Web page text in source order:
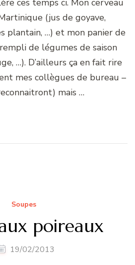
ces temps ci. Mon cerveau
(jus de goyave,
plantain, …) et mon panier de
de légumes de saison
…). D’ailleurs ça en fait rire
mes collègues de bureau –
mais …
Soupes
poireaux
19/02/2013